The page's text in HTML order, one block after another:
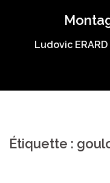
contenuLudovic
Étiquette :